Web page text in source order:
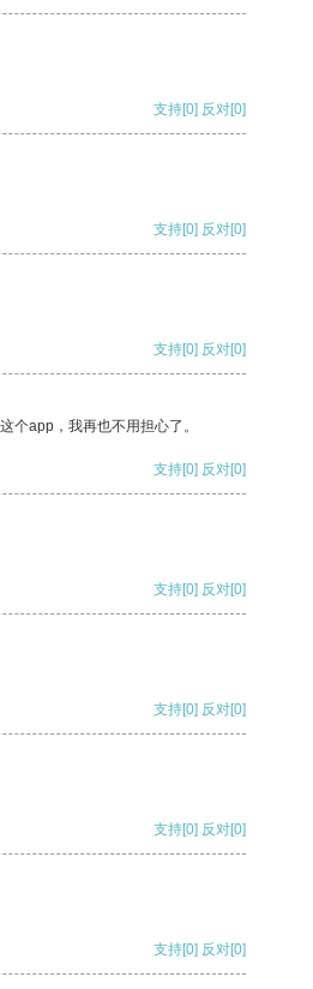
支持[0] 反对[0]
支持[0] 反对[0]
支持[0] 反对[0]
个app，我再也不用担心了。
支持[0] 反对[0]
支持[0] 反对[0]
支持[0] 反对[0]
支持[0] 反对[0]
支持[0] 反对[0]